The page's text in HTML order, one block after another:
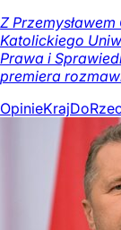
Z
Katolickiego
Prawa i
premiera
OpinieKraj